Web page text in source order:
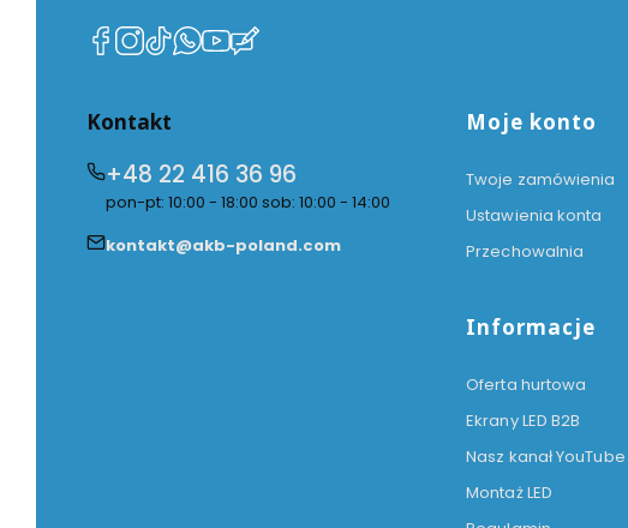
(Otwiera
nowej
(Otwiera
nowej
(Otwiera
(Otwiera
(Otwiera
(Otwiera
Kontakt
+48 22 416 36 96
pon-pt: 10:00 - 18:00 sob: 10:00 - 14:00
kontakt@akb-poland.com
Linki w stopce
Moje konto
Twoje zamówienia
Ustawienia konta
Przechowalnia
Informacje
Oferta hurtowa
Ekrany LED B2B
Nasz kanał YouTube
Montaż LED